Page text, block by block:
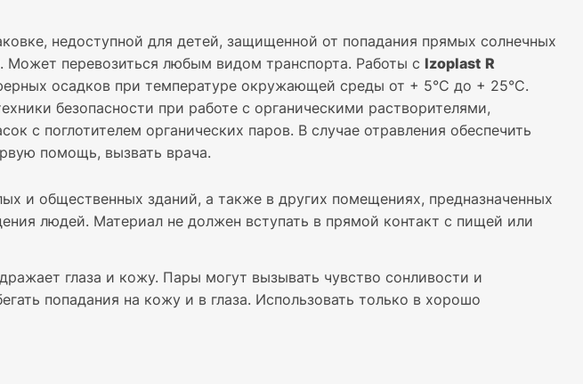
недоступной для детей, защищенной от попадания прямых солнечных
Может перевозиться любым видом транспорта. Работы с Izoplast R
осадков при температуре окружающей среды от + 5°С до + 25°С.
безопасности при работе с органическими растворителями,
с поглотителем органических паров. В случае отравления обеспечить
помощь, вызвать врача.
и общественных зданий, а также в других помещениях, предназначенных
людей. Материал не должен вступать в прямой контакт с пищей или
глаза и кожу. Пары могут вызывать чувство сонливости и
попадания на кожу и в глаза. Использовать только в хорошо